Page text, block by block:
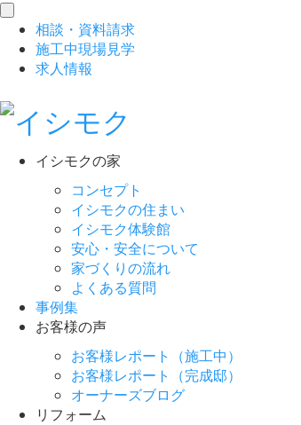
toggle
navigation
相談 ・ 資料請求
施工中現場見学
求人情報
イシモクの家
コンセプト
イシモクの住まい
イシモク体験館
安心・安全について
家づくりの流れ
よくある質問
事例集
お客様の声
お客様レポート（施工中）
お客様レポート（完成邸）
オーナーズブログ
リフォーム